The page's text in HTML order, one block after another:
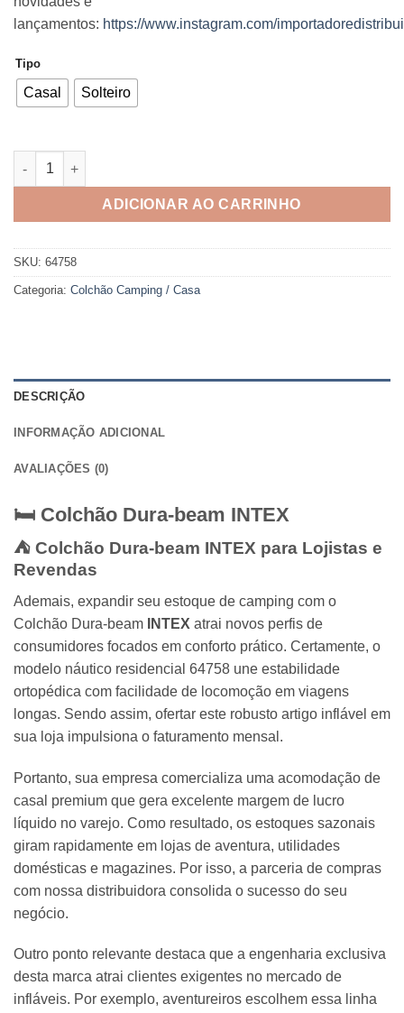
lançamentos: https://www.instagram.com/
Tipo
Casal Solteiro
Colchão Dura-beam Intex quantidade
ADICIONAR AO CARRINHO
SKU: 64758
Categoria: Colchão Camping / Casa
DESCRIÇÃO
INFORMAÇÃO ADICIONAL
AVALIAÇÕES (0)
🛏️ Colchão Dura-beam INTEX
⛺ Colchão Dura-beam INTEX para Lojistas e
Revendas
Ademais, expandir seu estoque de camping com o
Colchão Dura-beam
INTEX atrai novos perfis de
consumidores focados em conforto prático. Certamente, o
modelo náutico residencial 64758 une estabilidade
ortopédica com facilidade de locomoção em viagens
longas. Sendo assim, ofertar este robusto artigo inflável em
sua loja impulsiona o faturamento mensal.
Portanto, sua empresa comercializa uma acomodação de
casal premium que gera excelente margem de lucro
líquido no varejo. Como resultado, os estoques sazonais
giram rapidamente em lojas de aventura, utilidades
domésticas e magazines. Por isso, a parceria de compras
com nossa distribuidora consolida o sucesso do seu
negócio.
Outro ponto relevante destaca que a engenharia exclusiva
desta marca atrai clientes exigentes no mercado de
infláveis. Por exemplo, aventureiros escolhem essa linha